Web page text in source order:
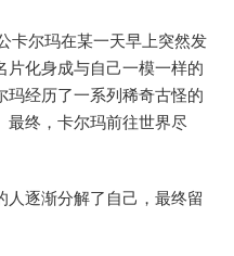
卡尔玛在某一天早上突然发
片化身成与自己一模一样的
玛经历了一系列稀奇古怪的
最终，卡尔玛前往世界尽
人逐渐分解了自己，最终留